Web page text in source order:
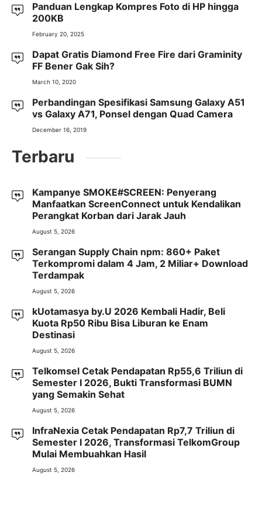
Panduan Lengkap Kompres Foto di HP hingga
200KB
February 20, 2025
Dapat Gratis Diamond Free Fire dari Graminity
FF Bener Gak Sih?
March 10, 2020
Perbandingan Spesifikasi Samsung Galaxy A51
vs Galaxy A71, Ponsel dengan Quad Camera
December 16, 2019
Terbaru
Kampanye SMOKE#SCREEN: Penyerang
Manfaatkan ScreenConnect untuk Kendalikan
Perangkat Korban dari Jarak Jauh
August 5, 2026
Serangan Supply Chain npm: 860+ Paket
Terkompromi dalam 4 Jam, 2 Miliar+ Download
Terdampak
August 5, 2026
kUotamasya by.U 2026 Kembali Hadir, Beli
Kuota Rp50 Ribu Bisa Liburan ke Enam
Destinasi
August 5, 2026
Telkomsel Cetak Pendapatan Rp55,6 Triliun di
Semester I 2026, Bukti Transformasi BUMN
yang Semakin Sehat
August 5, 2026
InfraNexia Cetak Pendapatan Rp7,7 Triliun di
Semester I 2026, Transformasi TelkomGroup
Mulai Membuahkan Hasil
August 5, 2026